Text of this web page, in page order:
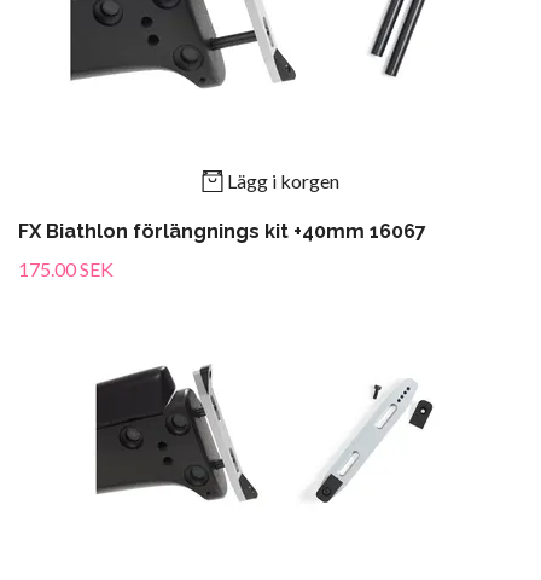
Lägg i korgen
FX Biathlon förlängnings kit +40mm 16067
175.00 SEK